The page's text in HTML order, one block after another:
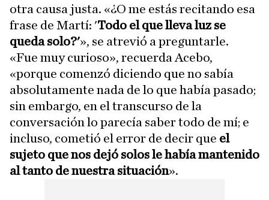
otra causa justa. «¿O me estás recitando esa
frase de Martí: 'Todo el que lleva luz se
queda solo?'», se atrevió a preguntarle.
«Fue muy curioso», recuerda Acebo,
«porque comenzó diciendo que no sabía
absolutamente nada de lo que había pasado;
sin embargo, en el transcurso de la
conversación lo parecía saber todo de mí; e
incluso, cometió el error de decir que el
sujeto que nos dejó solos le había mantenido
al tanto de nuestra situación».